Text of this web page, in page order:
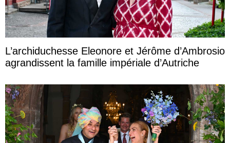
L’archiduchesse Eleonore et Jérôme d’Ambrosio
agrandissent la famille impériale d’Autriche